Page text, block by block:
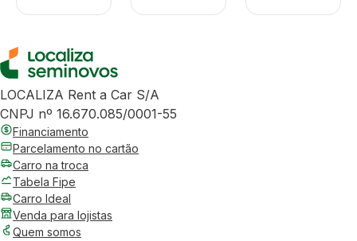
LOCALIZA Rent a Car S/A
CNPJ nº 16.670.085/0001-55
Financiamento
Parcelamento no cartão
Carro na troca
Tabela Fipe
Carro Ideal
Venda para lojistas
Quem somos